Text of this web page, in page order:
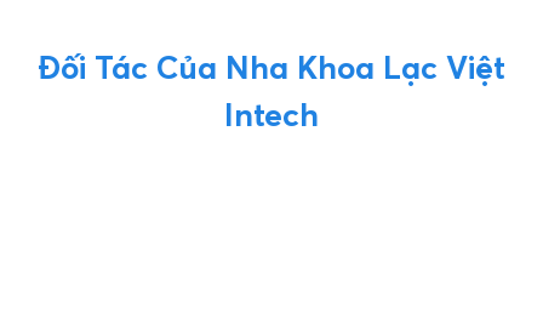
Đối Tác Của Nha Khoa Lạc Việt
Intech